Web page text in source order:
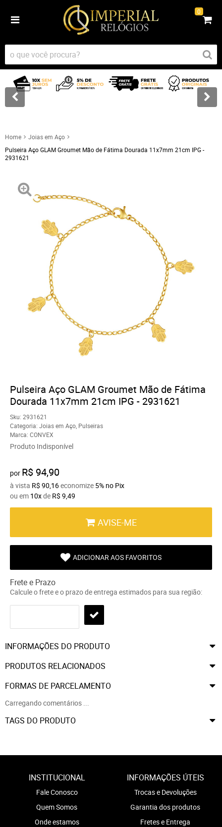
0
Home
Joias em Aço
Pulseira Aço GLAM Groumet Mão de Fátima Dourada 11x7mm 21cm IPG -
2931621
Pulseira Aço GLAM Groumet Mão de Fátima
Dourada 11x7mm 21cm IPG - 2931621
Sku: 2931621
Categoria: Joias em Aço Pulseiras
Marca: CONVEX
Produto Indisponível
por R$ 94,90
à vista R$ 90,16economize 5% no Pix
ou em 10xde R$ 9,49
AVISE-ME
ADICIONAR AOS FAVORITOS
Frete e Prazo
Calcule o frete e o prazo de entrega estimados para sua região:
INFORMAÇÕES DO PRODUTO
PRODUTOS RELACIONADOS
FORMAS DE PARCELAMENTO
Carregando comentários ...
TAGS DO PRODUTO
INSTITUCIONAL
Fale Conosco
Quem Somos
Onde estamos
INFORMAÇÕES ÚTEIS
Trocas e Devoluções
Garantia dos produtos
Fretes e Entrega